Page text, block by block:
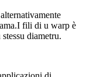
fili di u warp è
diametru.